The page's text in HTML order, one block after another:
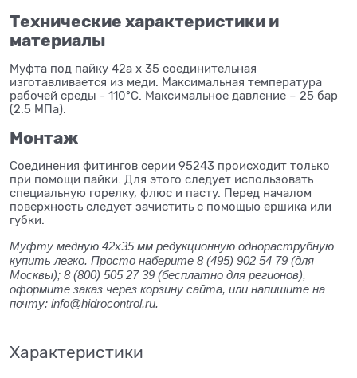
Технические характеристики и
материалы
Муфта под пайку 42а x 35 соединительная
изготавливается из меди. Максимальная температура
рабочей среды - 110°C. Максимальное давление – 25 бар
(2.5 МПа).
Монтаж
Соединения фитингов серии 95243 происходит только
при помощи пайки. Для этого следует использовать
специальную горелку, флюс и пасту. Перед началом
поверхность следует зачистить с помощью ершика или
губки.
Муфту медную 42x35 мм редукционную однораструбную
купить легко. Просто наберите 8 (495) 902 54 79 (для
Москвы); 8 (800) 505 27 39 (бесплатно для регионов),
оформите заказ через корзину сайта, или напишите на
почту: info@hidrocontrol.ru.
Характеристики